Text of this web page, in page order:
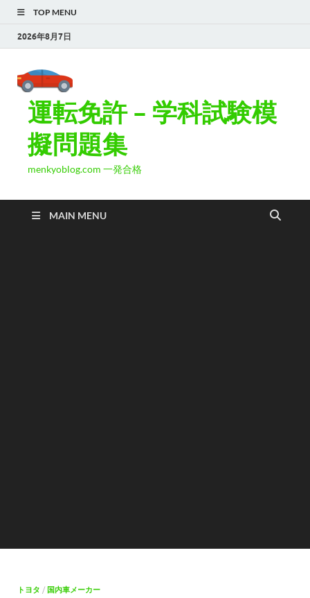
TOP MENU
2026年8月7日
運転免許 – 学科試験模
擬問題集
menkyoblog.com 一発合格
MAIN MENU
トヨタ / 国内車メーカー